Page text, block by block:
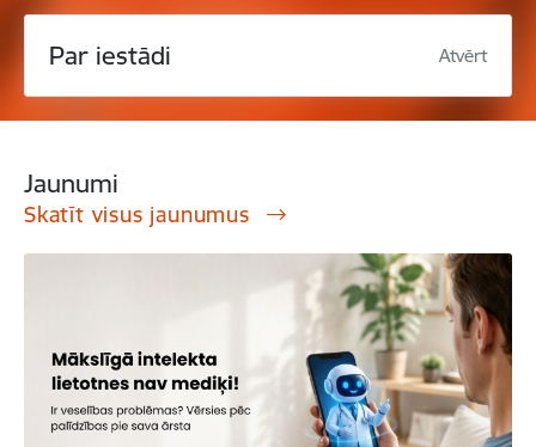
Par iestādi Atvērt
Jaunumi
Skatīt visus jaunumus